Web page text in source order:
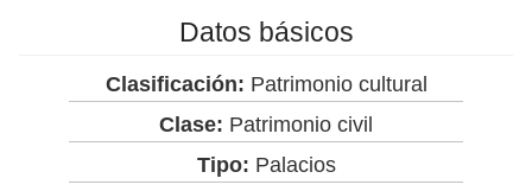
Datos básicos
Clasificación: Patrimonio cultural
Clase: Patrimonio civil
Tipo: Palacios